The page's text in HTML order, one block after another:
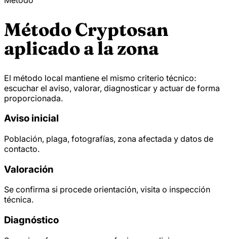
Método Cryptosan
aplicado a la zona
El método local mantiene el mismo criterio técnico:
escuchar el aviso, valorar, diagnosticar y actuar de forma
proporcionada.
Aviso inicial
Población, plaga, fotografías, zona afectada y datos de
contacto.
Valoración
Se confirma si procede orientación, visita o inspección
técnica.
Diagnóstico